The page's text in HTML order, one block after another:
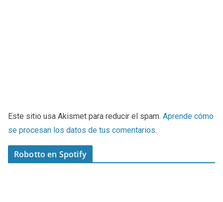
Este sitio usa Akismet para reducir el spam. Aprende cómo
se procesan los datos de tus comentarios.
Robotto en Spotify